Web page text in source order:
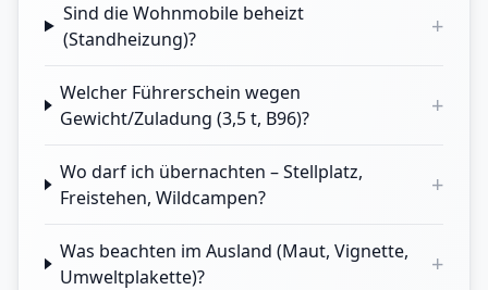
Sind die Wohnmobile beheizt
(Standheizung)?
+
Welcher Führerschein wegen
Gewicht/Zuladung (3,5 t, B96)?
+
Wo darf ich übernachten – Stellplatz,
Freistehen, Wildcampen?
+
Was beachten im Ausland (Maut, Vignette,
Umweltplakette)?
+